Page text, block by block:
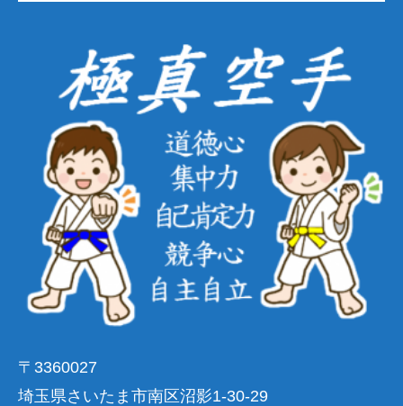
〒3360027
埼玉県さいたま市南区沼影1-30-29